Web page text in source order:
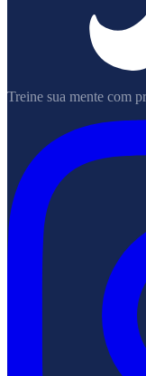
Treine sua mente com